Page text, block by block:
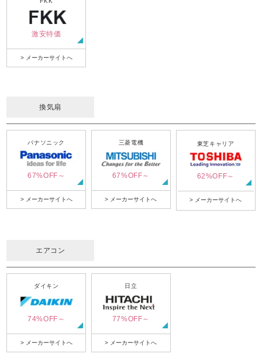
激安特価
> メーカーサイトへ
換気扇
パナソニック
67%OFF～
> メーカーサイトへ
三菱電機
67%OFF～
> メーカーサイトへ
東芝キャリア
62%OFF～
> メーカーサイトへ
エアコン
ダイキン
74%OFF～
> メーカーサイトへ
日立
77%OFF～
> メーカーサイトへ